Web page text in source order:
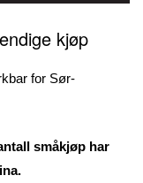
kjøp
for Sør-
småkjøp har